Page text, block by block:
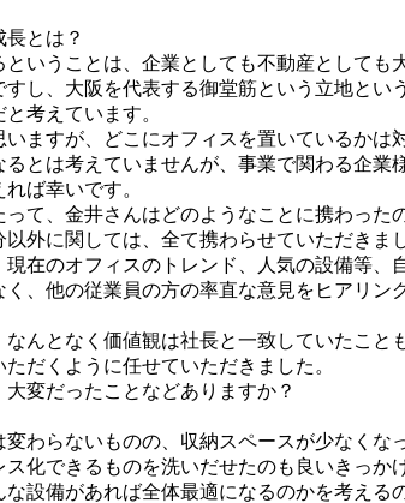
とは？
いうことは、企業としても不動産としても
し、大阪を代表する御堂筋という立地と
考えています。
ますが、どこにオフィスを置いているかは
とは考えていませんが、事業で関わる企業
ば幸いです。
て、金井さんはどのようなことに携わった
外に関しては、全て携わらせていただき
在のオフィスのトレンド、人気の設備等、
、他の従業員の方の率直な意見をヒアリン
んとなく価値観は社長と一致していたこ
だくように任せていただきました。
変だったことなどありますか？
わらないものの、収納スペースが少なくな
化できるものを洗いだせたのも良いきっか
設備があれば全体最適になるのかを考え